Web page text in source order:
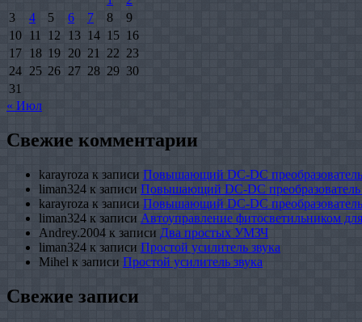
3
4 5 6 7 8
9
10 11 12 13 14 15 16
17 18 19 20 21 22 23
24 25 26 27 28 29 30
31
« Июл
Свежие комментарии
karayroza к записи Повышающий DC-DC
liman324 к записи Повышающий DC-DC
karayroza к записи Повышающий DC-DC
liman324 к записи Автоуправление фитосветильником
Andrey.2004 к записи Два простых УМЗЧ
liman324 к записи Простой усилитель звука
Mihel к записи Простой усилитель звука
Свежие записи